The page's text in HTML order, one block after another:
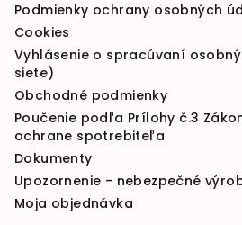
Podmienky ochrany osobných
Cookies
Vyhlásenie o spracúvaní
siete)
Obchodné podmienky
Poučenie podľa Prílohy č.3
ochrane spotrebiteľa
Dokumenty
Upozornenie - nebezpečné
Moja objednávka